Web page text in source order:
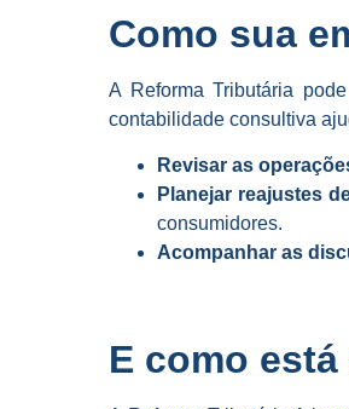
Como sua
A Reforma Tributária
contabilidade consultiva
Revisar as
Planejar reajustes
consumidores.
Acompanhar as
E como